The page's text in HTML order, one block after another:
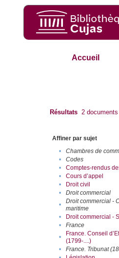
Accueil
Résultats 2 documents
Affiner par sujet
•
Chambres de
•
Codes
•
Comptes-rendus
•
Cours d’appel
•
Droit civil
•
Droit commercial
•
Droit commercial -
maritime
• Droit commercial -
•
France
•
France. Conseil
(1799-....)
• France. Tribunat